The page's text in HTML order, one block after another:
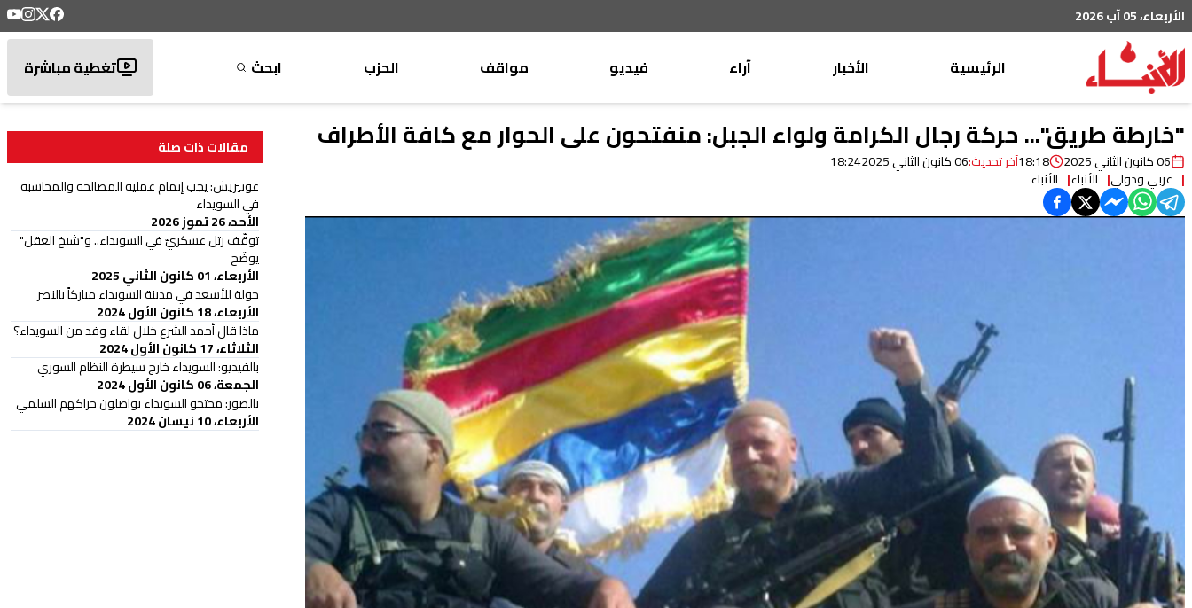
الأربعاء، 05 آب 2026
الرئيسية
الأخبار
محليات
عربي دولي
خاص
منوعات
آراء
موقف
الأنباء
منبر
مختارات
صحافة
أجنبية
بريد
القرّاء
فيديو مواقف
وليد جنبلاط
تيمور جنبلاط
الحزب ابحث تغطية مباشرة
"خارطة طريق"... حركة رجال الكرامة ولواء الجبل: منفتحون على الحوار مع كافة الأطراف
06 كانون الثاني 2025 18:18آخر تحديث:06 كانون الثاني 2025 18:24
عربي ودولي الأنباء الأنباء
مقالات ذات صلة
غوتيريش: يجب إتمام عملية المصالحة والمحاسبة
في السويداء
الأحد، 26 تموز 2026
توقّف رتل عسكريّ في السويداء.. و"شيخ العقل"
يوضّح
الأربعاء، 01 كانون الثاني 2025
جولة للأسعد في مدينة السويداء مباركاً بالنصر
الأربعاء، 18 كانون الأول 2024
ماذا قال أحمد الشرع خلال لقاء وفد من السويداء؟
الثلاثاء، 17 كانون الأول 2024
بالفيديو: السويداء خارج سيطرة النظام السوري
الجمعة، 06 كانون الأول 2024
بالصور: محتجو السويداء يواصلون حراكهم السلمي
الأربعاء، 10 نيسان 2024